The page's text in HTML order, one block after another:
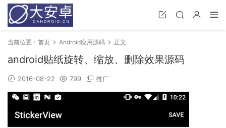
当前位置： 首页 Android应用源码 正文
android贴纸旋转、缩放、删除效果源码
2016-08-22 799 推广